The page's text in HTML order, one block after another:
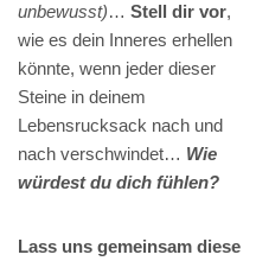
unbewusst)… Stell dir vor,
wie es dein Inneres erhellen
könnte, wenn jeder dieser
Steine in deinem
Lebensrucksack nach und
nach verschwindet… Wie
würdest du dich fühlen?
Lass uns gemeinsam diese